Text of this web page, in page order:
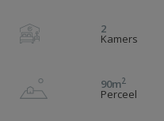
2
Kamers
90m2
Perceel